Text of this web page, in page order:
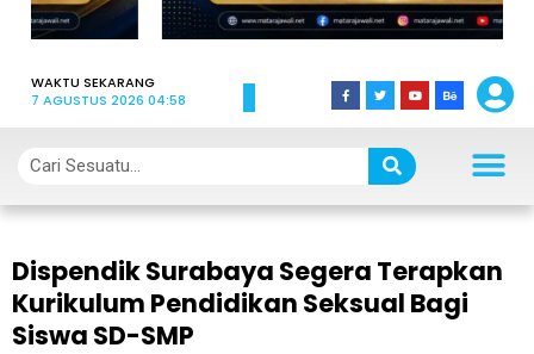
WAKTU SEKARANG
7 AGUSTUS 2026 04:58
Dispendik Surabaya Segera Terapkan
Kurikulum Pendidikan Seksual Bagi
Siswa SD-SMP